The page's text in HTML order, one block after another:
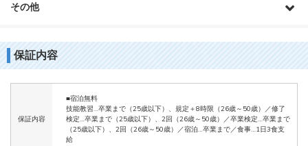
その他
保証内容
保証内容
■宿泊無料
技能教習…卒業まで（25歳以下）、規定＋8時限（26歳～50歳）／修了
検定…卒業まで（25歳以下）、2回（26歳～50歳）／卒業検定…卒業まで
（25歳以下）、2回（26歳～50歳）／宿泊…卒業まで／食事…1日3食支
給